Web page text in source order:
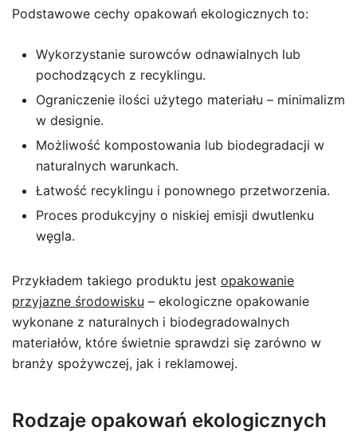
Podstawowe cechy opakowań ekologicznych to:
Wykorzystanie surowców odnawialnych lub
pochodzących z recyklingu.
Ograniczenie ilości użytego materiału – minimalizm
w designie.
Możliwość kompostowania lub biodegradacji w
naturalnych warunkach.
Łatwość recyklingu i ponownego przetworzenia.
Proces produkcyjny o niskiej emisji dwutlenku
węgla.
Przykładem takiego produktu jest opakowanie
przyjazne środowisku – ekologiczne opakowanie
wykonane z naturalnych i biodegradowalnych
materiałów, które świetnie sprawdzi się zarówno w
branży spożywczej, jak i reklamowej.
Rodzaje opakowań ekologicznych